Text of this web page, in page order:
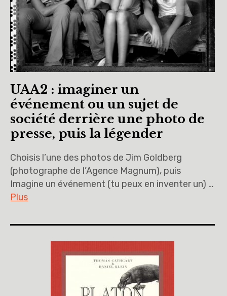
UAA2 : imaginer un
événement ou un sujet de
société derrière une photo de
presse, puis la légender
Choisis l’une des photos de Jim Goldberg
(photographe de l’Agence Magnum), puis
Imagine un événement (tu peux en inventer un) …
Plus